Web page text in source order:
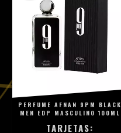
PERFUME AFNAN 9PM BLACK
MEN EDP MASCULINO 100ML